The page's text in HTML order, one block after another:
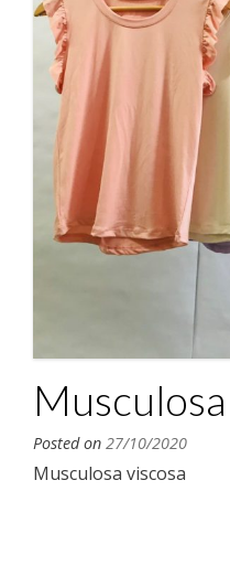
Musculosa
Posted on 27/10/2020
Musculosa viscosa